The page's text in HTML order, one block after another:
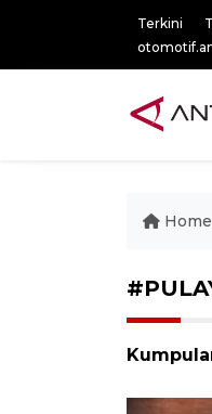
Terkini
Home